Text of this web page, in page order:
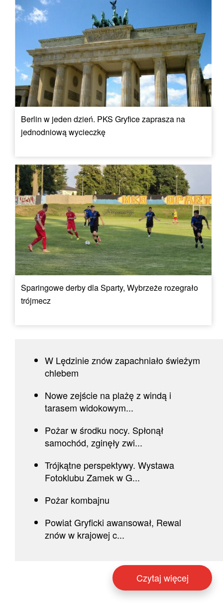
Berlin w jeden dzień. PKS Gryfice zaprasza na
jednodniową wycieczkę
Sparingowe derby dla Sparty, Wybrzeże rozegrało
trójmecz
W Lędzinie znów zapachniało świeżym
chlebem
Nowe zejście na plażę z windą i
tarasem widokowym...
Pożar w środku nocy. Spłonął
samochód, zginęły zwi...
Trójkątne perspektywy. Wystawa
Fotoklubu Zamek w G...
Pożar kombajnu
Powiat Gryficki awansował, Rewal
znów w krajowej c...
Czytaj więcej